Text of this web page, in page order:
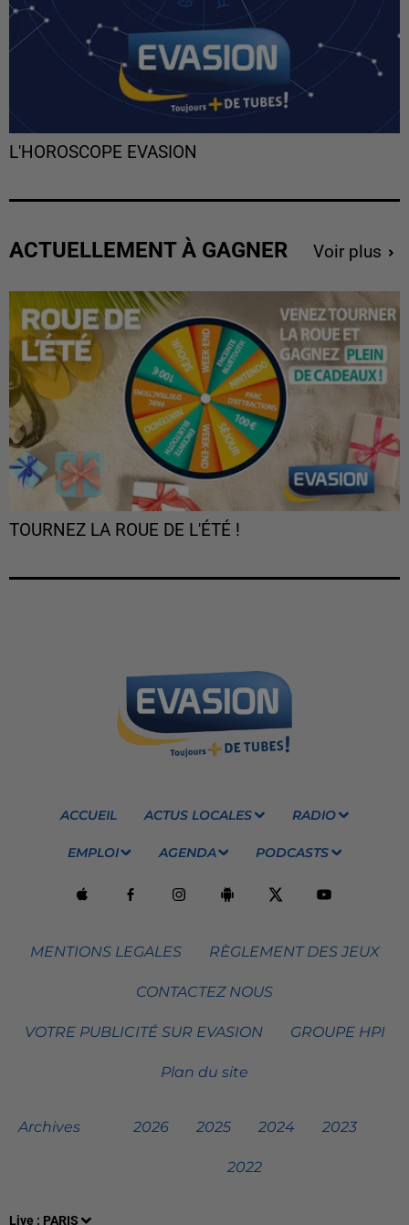
Live : PARIS
L'HOROSCOPE EVASION
ACTUELLEMENT À GAGNER Voir plus
TOURNEZ LA ROUE DE L'ÉTÉ !
ACCUEIL ACTUS LOCALES RADIO
EMPLOI AGENDA PODCASTS
MENTIONS LEGALES RÈGLEMENT DES JEUX
CONTACTEZ NOUS
VOTRE PUBLICITÉ SUR EVASION GROUPE HPI
Plan du site
Archives 2026 2025 2024 2023
2022